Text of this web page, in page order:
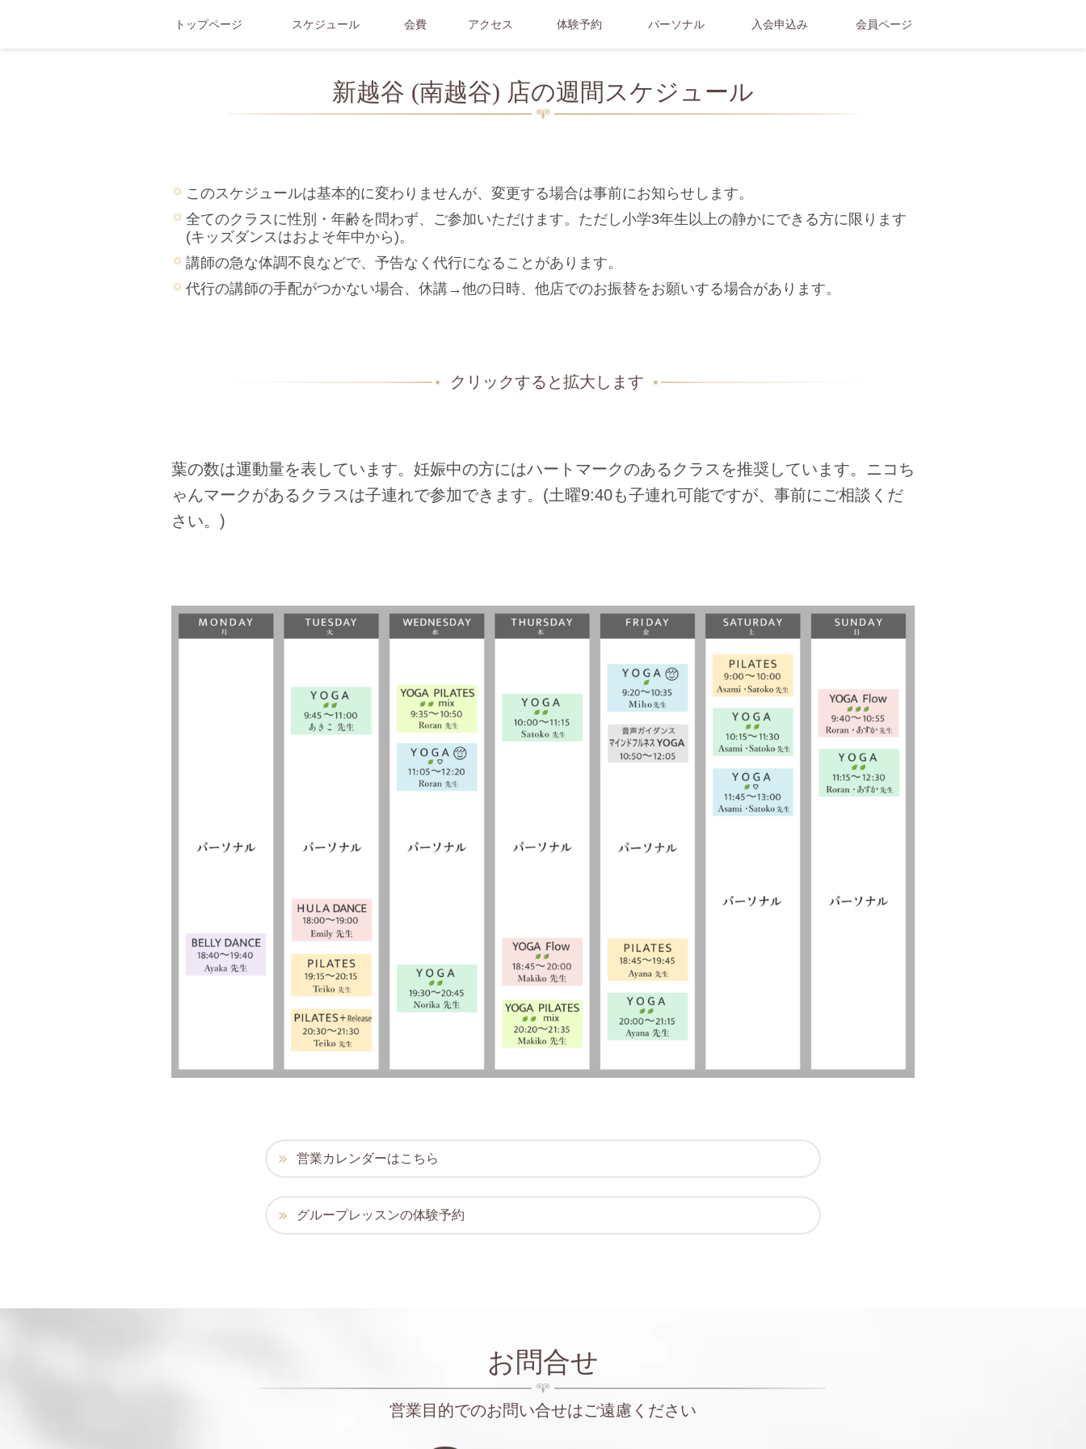
トップページ スケジュール 会費 アクセス 体験予約 パーソナル 入会申込み 会員ページ
新越谷 (南越谷) 店の週間スケジュール
このスケジュールは基本的に変わりませんが、変更する場合は事前にお知らせします。
全てのクラスに性別・年齢を問わず、ご参加いただけます。ただし小学3年生以上の静かにできる方に限ります
(キッズダンスはおよそ年中から)。
講師の急な体調不良などで、予告なく代行になることがあります。
代行の講師の手配がつかない場合、休講→他の日時、他店でのお振替をお願いする場合があります。
クリックすると拡大します
葉の数は運動量を表しています。 妊娠中の方にはハートマークのあるクラスを推奨しています。 ニコち
ゃんマークがあるクラスは子連れで参加できます。 (土曜9:40も子連れ可能ですが、事前にご相談くだ
さい。)
営業カレンダーはこちら
グループレッスンの体験予約
お問合せ
営業目的でのお問い合せはご遠慮ください